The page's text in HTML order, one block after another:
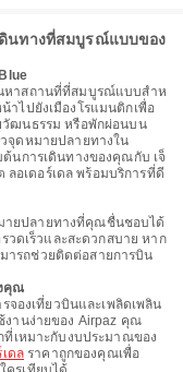
นทางที่สมบูรณ์แบบของ
หาสถานที่ที่สมบูรณ์แบบสําห
ไปยังเมืองโรแมนติกเพื่อ
วัฒนธรรม หรือพักผ่อนบน
จุดหมายปลายทางใน
นการเดินทางของคุณกับ เจ็
อเดอร์เดล พร้อมบริการที่ดี
มายปลายทางที่คุณชื่นชอบได้
วดเร็วและสะดวกสบาย หาก
ารถช่วยติดต่อสายการบิน
คุณ
จองเที่ยวบินและเพลิดเพลิน
งานง่ายของ Airpaz คุณ
ที่เหมาะกับงบประมาณของ
ดล ราคาถูกของคุณเพื่อ